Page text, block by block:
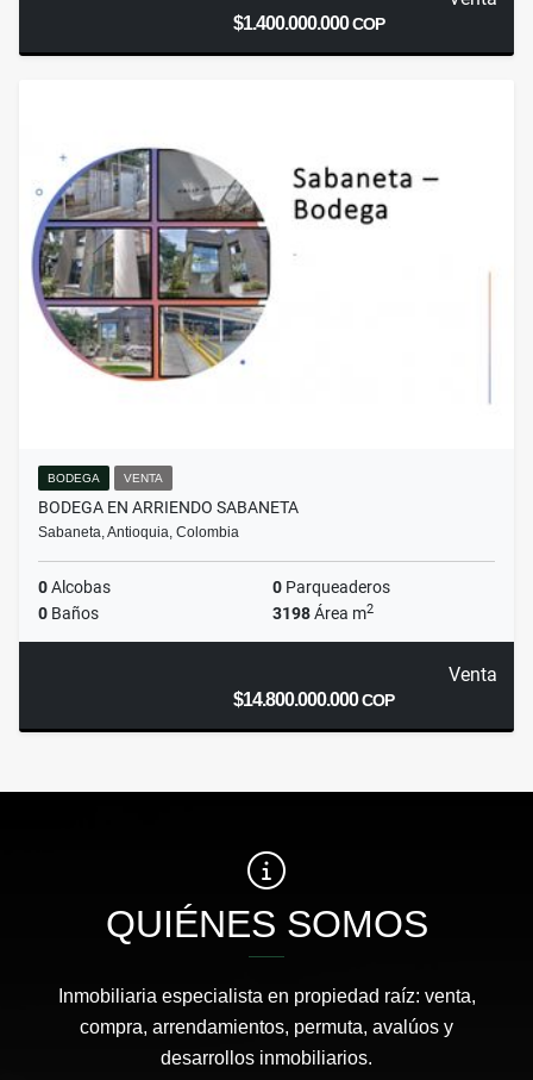
$1.400.000.000COP
BODEGA VENTA
BODEGA EN ARRIENDO SABANETA
Sabaneta, Antioquia, Colombia
0Alcobas 0 Parqueaderos
0 Baños 3198Área m2
Venta
$14.800.000.000COP
QUIÉNES SOMOS
Inmobiliaria especialista en propiedad raíz: venta,
compra, arrendamientos, permuta, avalúos y
desarrollos inmobiliarios.